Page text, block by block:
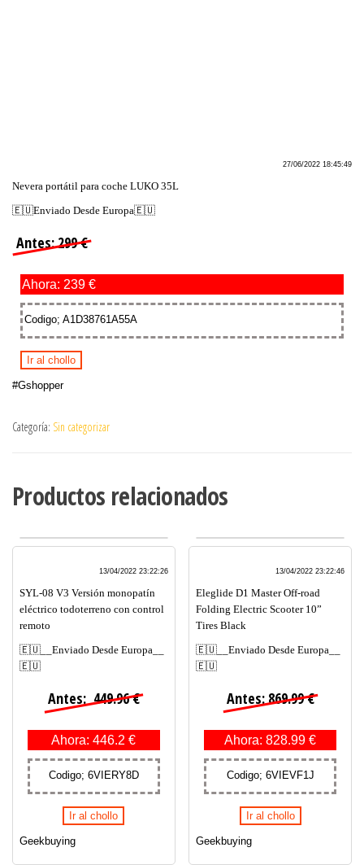
27/06/2022 18:45:49
Nevera portátil para coche LUKO 35L
🇪🇺Enviado Desde Europa🇪🇺
Antes: 299 €
Ahora: 239 €
Codigo; A1D38761A55A
Ir al chollo
#Gshopper
Categoría: Sin categorizar
Productos relacionados
13/04/2022 23:22:26
SYL-08 V3 Versión monopatín
eléctrico todoterreno con control
remoto
🇪🇺__Enviado Desde Europa__
🇪🇺
Antes: 449.96 €
Ahora: 446.2 €
Codigo; 6VIERY8D
Ir al chollo
Geekbuying
13/04/2022 23:22:46
Eleglide D1 Master Off-road
Folding Electric Scooter 10”
Tires Black
🇪🇺__Enviado Desde Europa__
🇪🇺
Antes: 869.99 €
Ahora: 828.99 €
Codigo; 6VIEVF1J
Ir al chollo
Geekbuying